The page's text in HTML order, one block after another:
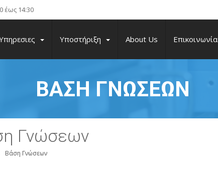
έως 14:30
Υποστήριξη About Us Επικοινωνία
ΒΆΣΗ ΓΝΏΣΕΩΝ
Γνώσεων
Βάση Γνώσεων